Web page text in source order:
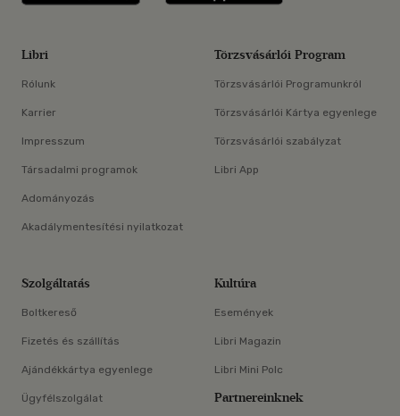
Libri
Rólunk
Karrier
Impresszum
Társadalmi programok
Adományozás
Akadálymentesítési nyilatkozat
Törzsvásárlói Program
Törzsvásárlói Programunkról
Törzsvásárlói Kártya egyenlege
Törzsvásárlói szabályzat
Libri App
Szolgáltatás
Boltkereső
Fizetés és szállítás
Ajándékkártya egyenlege
Ügyfélszolgálat
Kultúra
Események
Libri Magazin
Libri Mini Polc
Partnereinknek